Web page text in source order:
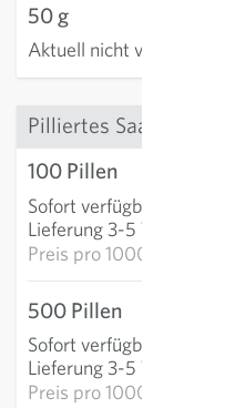
50 g
Aktuell nicht verfügbar
Pilliertes Saatgut
100 Pillen
Sofort verfügbar
Lieferung 3-5 Tage
Preis pro1000p: 48,15 €
500 Pillen
Sofort verfügbar
Lieferung 3-5 Tage
Preis pro1000p: 41,84 €